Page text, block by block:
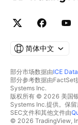
简体中文
部分市场数据由ICE
部分参考数据由
Systems Inc.
版权所有 © 2026 美国
Systems Inc.提供。保留
SEC文件和其他文件由
© 2026 TradingView,